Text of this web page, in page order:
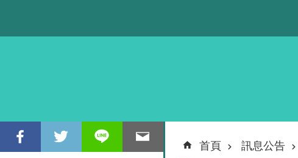
首頁 訊息公告